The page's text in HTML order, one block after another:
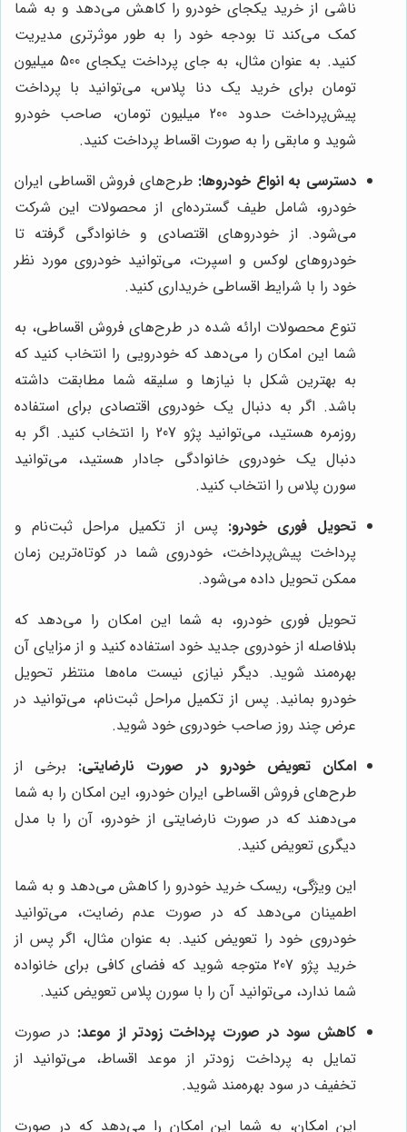
ناشی از خرید یکجای خودرو را کاهش می‌دهد و به شما
کمک می‌کند تا بودجه خود را به طور موثرتری مدیریت
کنید. به عنوان مثال، به جای پرداخت یکجای 500 میلیون
تومان برای خرید یک دنا پلاس، می‌توانید با پرداخت
پیش‌پرداخت حدود 200 میلیون تومان، صاحب خودرو
شوید و مابقی را به صورت اقساط پرداخت کنید.
دسترسی به انواع خودروها: طرح‌های فروش اقساطی ایران
خودرو، شامل طیف گسترده‌ای از محصولات این شرکت
می‌شود. از خودروهای اقتصادی و خانوادگی گرفته تا
خودروهای لوکس و اسپرت، می‌توانید خودروی مورد نظر
خود را با شرایط اقساطی خریداری کنید.
تنوع محصولات ارائه شده در طرح‌های فروش اقساطی، به
شما این امکان را می‌دهد که خودرویی را انتخاب کنید که
به بهترین شکل با نیازها و سلیقه شما مطابقت داشته
باشد. اگر به دنبال یک خودروی اقتصادی برای استفاده
روزمره هستید، می‌توانید پژو 207 را انتخاب کنید. اگر به
دنبال یک خودروی خانوادگی جادار هستید، می‌توانید
سورن پلاس را انتخاب کنید.
تحویل فوری خودرو: پس از تکمیل مراحل ثبت‌نام و
پرداخت پیش‌پرداخت، خودروی شما در کوتاه‌ترین زمان
ممکن تحویل داده می‌شود.
تحویل فوری خودرو، به شما این امکان را می‌دهد که
بلافاصله از خودروی جدید خود استفاده کنید و از مزایای آن
بهره‌مند شوید. دیگر نیازی نیست ماه‌ها منتظر تحویل
خودرو بمانید. پس از تکمیل مراحل ثبت‌نام، می‌توانید در
عرض چند روز صاحب خودروی خود شوید.
امکان تعویض خودرو در صورت نارضایتی: برخی از
طرح‌های فروش اقساطی ایران خودرو، این امکان را به شما
می‌دهند که در صورت نارضایتی از خودرو، آن را با مدل
دیگری تعویض کنید.
این ویژگی، ریسک خرید خودرو را کاهش می‌دهد و به شما
اطمینان می‌دهد که در صورت عدم رضایت، می‌توانید
خودروی خود را تعویض کنید. به عنوان مثال، اگر پس از
خرید پژو 207 متوجه شوید که فضای کافی برای خانواده
شما ندارد، می‌توانید آن را با سورن پلاس تعویض کنید.
کاهش سود در صورت پرداخت زودتر از موعد: در صورت
تمایل به پرداخت زودتر از موعد اقساط، می‌توانید از
تخفیف در سود بهره‌مند شوید.
این امکان، به شما این امکان را می‌دهد که در صورت